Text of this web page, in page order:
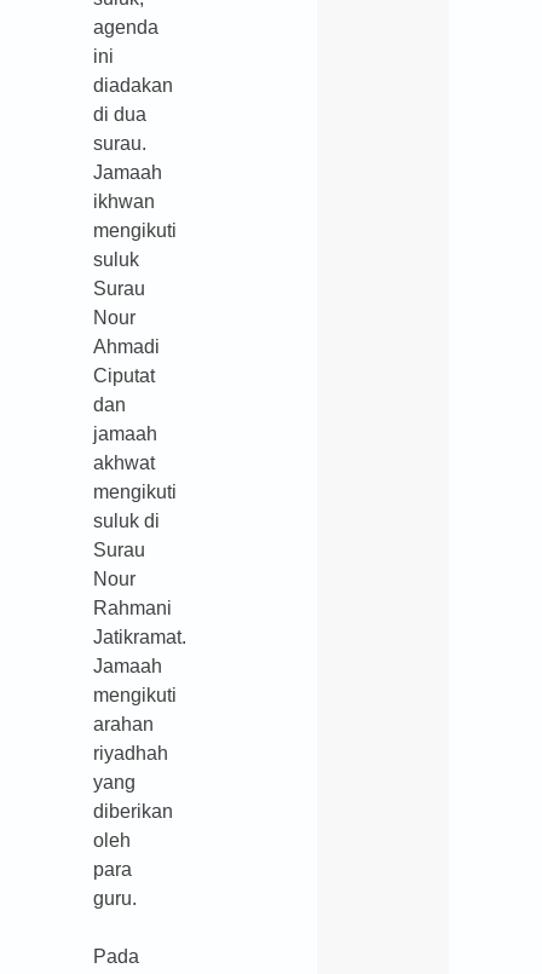
agenda
ini
diadakan
di dua
surau.
Jamaah
ikhwan
mengikuti
suluk
Surau
Nour
Ahmadi
Ciputat
dan
jamaah
akhwat
mengikuti
suluk di
Surau
Nour
Rahmani
Jatikramat.
Jamaah
mengikuti
arahan
riyadhah
yang
diberikan
oleh
para
guru.
Pada